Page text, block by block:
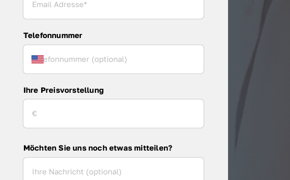
Telefonnummer
Ihre Preisvorstellung
Möchten Sie uns noch etwas mitteilen?